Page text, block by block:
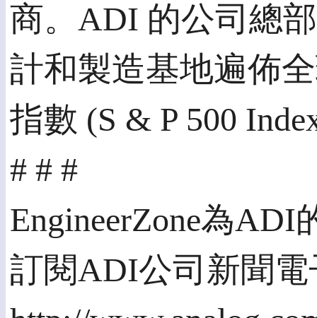
商。ADI 的公司總
計和製造基地遍佈
指數 (S & P 500
# # #
EngineerZone為
訂閱ADI公司新聞電